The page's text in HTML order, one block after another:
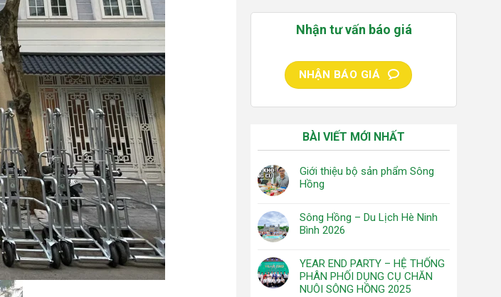
Nhận tư vấn báo giá
NHẬN BÁO GIÁ
BÀI VIẾT MỚI NHẤT
Giới thiệu bộ sản phẩm Sông
Hồng
Sông Hồng – Du Lịch Hè Ninh
Bình 2026
YEAR END PARTY – HỆ THỐNG
PHÂN PHỐI DỤNG CỤ CHĂN
NUÔI SÔNG HỒNG 2025